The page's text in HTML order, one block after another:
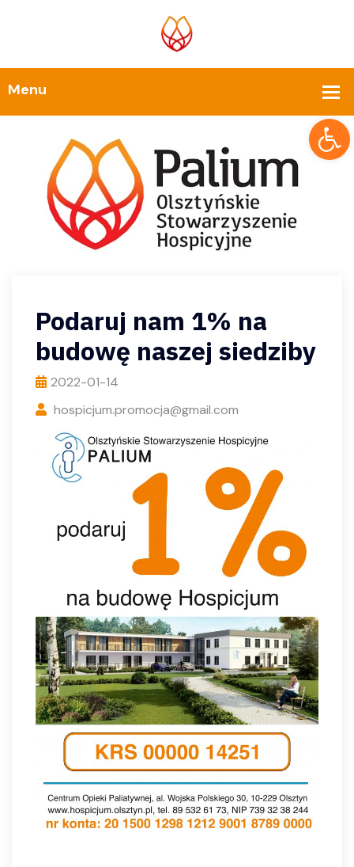
Podaruj nam 1% na
budowę naszej siedziby
2022-01-14
hospicjum.promocja@gmail.com